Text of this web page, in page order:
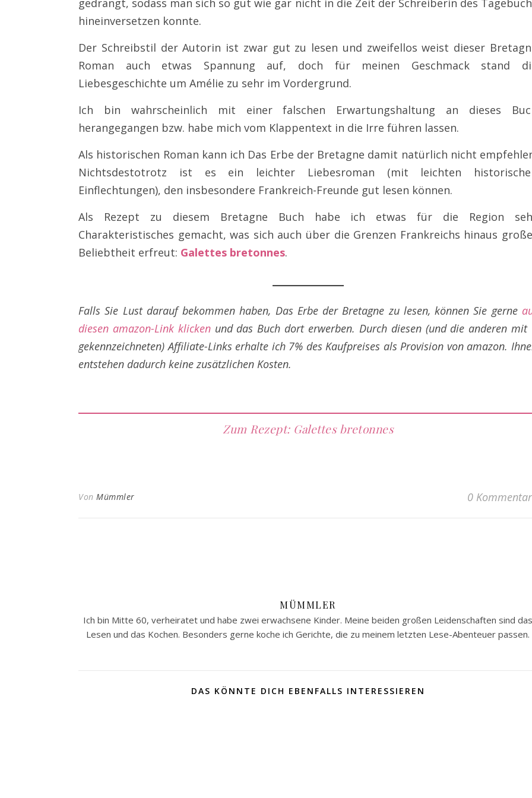
gedrängt, sodass man sich so gut wie gar nicht in die Zeit der Schreiberin des
hineinversetzen konnte.
Der Schreibstil der Autorin ist zwar gut zu lesen und zweifellos weist dieser
Roman auch etwas Spannung auf, doch für meinen Geschmack stand
Liebesgeschichte um Amélie zu sehr im Vordergrund.
Ich bin wahrscheinlich mit einer falschen Erwartungshaltung an dieses
herangegangen bzw. habe mich vom Klappentext in die Irre führen lassen.
Als historischen Roman kann ich Das Erbe der Bretagne damit natürlich nicht
Nichtsdestotrotz ist es ein leichter Liebesroman (mit leichten
Einflechtungen), den insbesondere Frankreich-Freunde gut lesen können.
Als Rezept zu diesem Bretagne Buch habe ich etwas für die Region
Charakteristisches gemacht, was sich auch über die Grenzen Frankreichs hinaus
Beliebtheit erfreut: Galettes bretonnes.
Falls Sie Lust darauf bekommen haben, Das Erbe der Bretagne zu lesen, können Sie gerne
diesen amazon-Link klickenund das Buch dort erwerben. Durch diesen (und die anderen
gekennzeichneten) Affiliate-Links erhalte ich 7% des Kaufpreises als Provision von amazon.
entstehen dadurch keine zusätzlichen Kosten.
Zum Rezept: Galettes bretonnes
Von Mümmler 0
MÜMMLER
Ich bin Mitte 60, verheiratet und habe zwei erwachsene Kinder. Meine beiden großen Leidenschaften sind das
Lesen und das Kochen. Besonders gerne koche ich Gerichte, die zu meinem letzten Lese-Abenteuer passen.
DAS KÖNNTE DICH EBENFALLS INTERESSIEREN